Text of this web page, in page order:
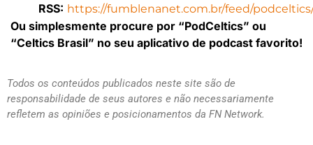
RSS: https://fumblenanet.com.br/feed/
Ou simplesmente procure por “PodCeltics” ou
“Celtics Brasil” no seu aplicativo de podcast favorito!
Todos os conteúdos publicados neste site são de
responsabilidade de seus autores e não necessariamente
refletem as opiniões e posicionamentos da FN Network.